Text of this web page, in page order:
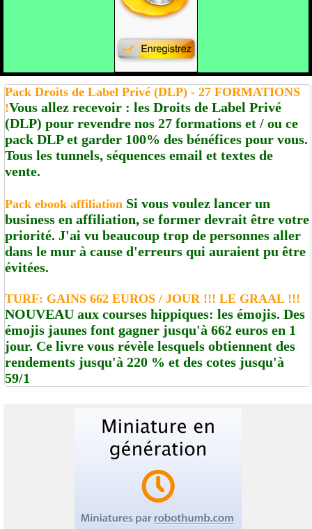
Pack Droits de Label Privé (DLP) - 27 FORMATIONS
!Vous allez recevoir : les Droits de Label Privé
(DLP) pour revendre nos 27 formations et / ou ce
pack DLP et garder 100% des bénéfices pour vous.
Tous les tunnels, séquences email et textes de
vente.
Pack ebook affiliation Si vous voulez lancer un
business en affiliation, se former devrait être votre
priorité. J'ai vu beaucoup trop de personnes aller
dans le mur à cause d'erreurs qui auraient pu être
évitées.
TURF: GAINS 662 EUROS / JOUR !!! LE GRAAL !!!
NOUVEAU aux courses hippiques: les émojis. Des
émojis jaunes font gagner jusqu'à 662 euros en 1
jour. Ce livre vous révèle lesquels obtiennent des
rendements jusqu'à 220 % et des cotes jusqu'à
59/1